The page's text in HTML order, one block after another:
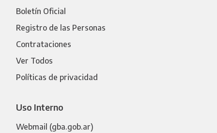
Boletín Oficial
Registro de las Personas
Contrataciones
Ver Todos
Políticas de privacidad
Uso Interno
Webmail (gba.gob.ar)